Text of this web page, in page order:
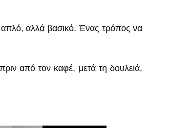
απλό, αλλά βασικό. Ένας τρόπος να
από τον καφέ, μετά τη δουλειά,